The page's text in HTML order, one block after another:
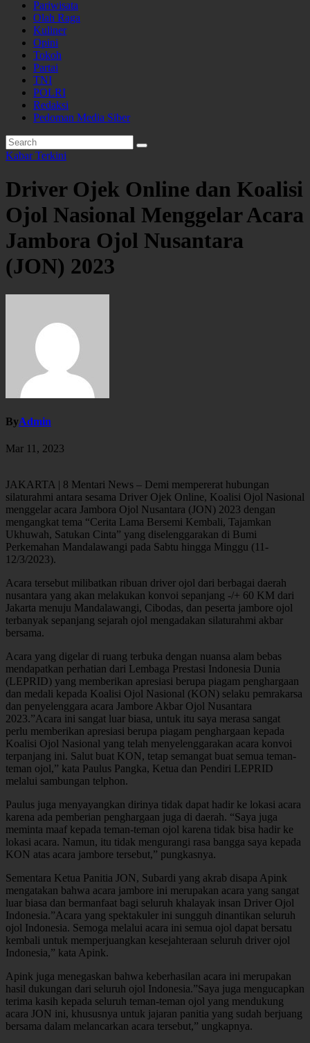
Pariwisata
Olah Raga
Kuliner
Opini
Tokoh
Partai
TNI
POLRI
Redaksi
Pedoman Media Siber
Kabar Terkini
Driver Ojek Online dan Koalisi
Ojol Nasional Menggelar Acara
Jambora Ojol Nusantara
(JON) 2023
ByAdmin
Mar 11, 2023
JAKARTA | 8 Mentari News – Demi mempererat hubungan
silaturahmi antara sesama Driver Ojek Online, Koalisi Ojol Nasional
menggelar acara Jambora Ojol Nusantara (JON) 2023 dengan
mengangkat tema “Cerita Lama Bersemi Kembali, Tajamkan
Ukhuwah, Satukan Cinta” yang diselenggarakan di Bumi
Perkemahan Mandalawangi pada Sabtu hingga Minggu (11-
12/3/2023).
Acara tersebut milibatkan ribuan driver ojol dari berbagai daerah
nusantara yang akan melakukan konvoi sepanjang -/+ 60 KM dari
Jakarta menuju Mandalawangi, Cibodas, dan peserta jambore ojol
terbanyak sepanjang sejarah ojol mengadakan silaturahmi akbar
bersama.
Acara yang digelar di ruang terbuka dengan nuansa alam bebas
mendapatkan perhatian dari Lembaga Prestasi Indonesia Dunia
(LEPRID) yang memberikan apresiasi berupa piagam penghargaan
dan medali kepada Koalisi Ojol Nasional (KON) selaku pemrakarsa
dan penyelenggara acara Jambore Akbar Ojol Nusantara
2023.”Acara ini sangat luar biasa, untuk itu saya merasa sangat
perlu memberikan apresiasi berupa piagam penghargaan kepada
Koalisi Ojol Nasional yang telah menyelenggarakan acara konvoi
terpanjang ini. Salut buat KON, tetap semangat buat semua teman-
teman ojol,” kata Paulus Pangka, Ketua dan Pendiri LEPRID
melalui sambungan telphon.
Paulus juga menyayangkan dirinya tidak dapat hadir ke lokasi acara
karena ada pemberian penghargaan juga di daerah. “Saya juga
meminta maaf kepada teman-teman ojol karena tidak bisa hadir ke
lokasi acara. Namun, itu tidak mengurangi rasa bangga saya kepada
KON atas acara jambore tersebut,” pungkasnya.
Sementara Ketua Panitia JON, Subardi yang akrab disapa Apink
mengatakan bahwa acara jambore ini merupakan acara yang sangat
luar biasa dan bermanfaat bagi seluruh khalayak insan Driver Ojol
Indonesia.”Acara yang spektakuler ini sungguh dinantikan seluruh
ojol Indonesia. Semoga melalui acara ini semua ojol dapat bersatu
kembali untuk memperjuangkan kesejahteraan seluruh driver ojol
Indonesia,” kata Apink.
Apink juga menegaskan bahwa keberhasilan acara ini merupakan
hasil dukungan dari seluruh ojol Indonesia.”Saya juga mengucapkan
terima kasih kepada seluruh teman-teman ojol yang mendukung
acara JON ini, khususnya untuk jajaran panitia yang sudah berjuang
bersama dalam melancarkan acara tersebut,” ungkapnya.